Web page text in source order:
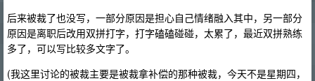
后来被裁了也没写，一部分原因是担心自己情绪融入其中，另一部分
原因是离职后改用双拼打字，打字磕磕碰碰，太累了，最近双拼熟练
多了，可以写比较多文字了。
(我这里讨论的被裁主要是被裁拿补偿的那种被裁，今天不是星期四，